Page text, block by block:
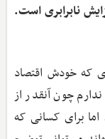
نابرابری است.
که خودش اقتصاد
چون آنقدر از
برای کسانی که